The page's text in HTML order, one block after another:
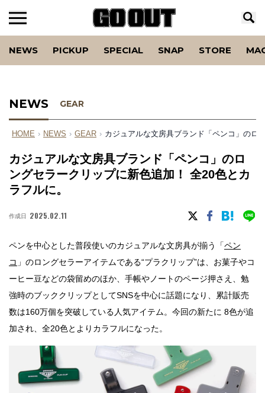
NEWS PICKUP SPECIAL SNAP STORE
NEWS GEAR
HOME › NEWS › GEAR › カジュアルな文房具ブランド「ペンコ」のロ
カジュアルな文房具ブランド「ペンコ」のロ
ングセラークリップに新色追加！ 全20色とカ
ラフルに。
作成日 2025.02.11
ペンを中心とした普段使いのカジュアルな文房具が揃う「ペン
コ 」のロングセラーアイテムである“プラクリップ”は、お菓子やコ
ーヒー豆などの袋留めのほか、手帳やノートのページ押さえ、勉
強時のブッククリップとしてSNSを中心に話題になり、累計販売
数は160万個を突破している人気アイテム。今回の新たに 8色が追
加され、全20色とよりカラフルになった。